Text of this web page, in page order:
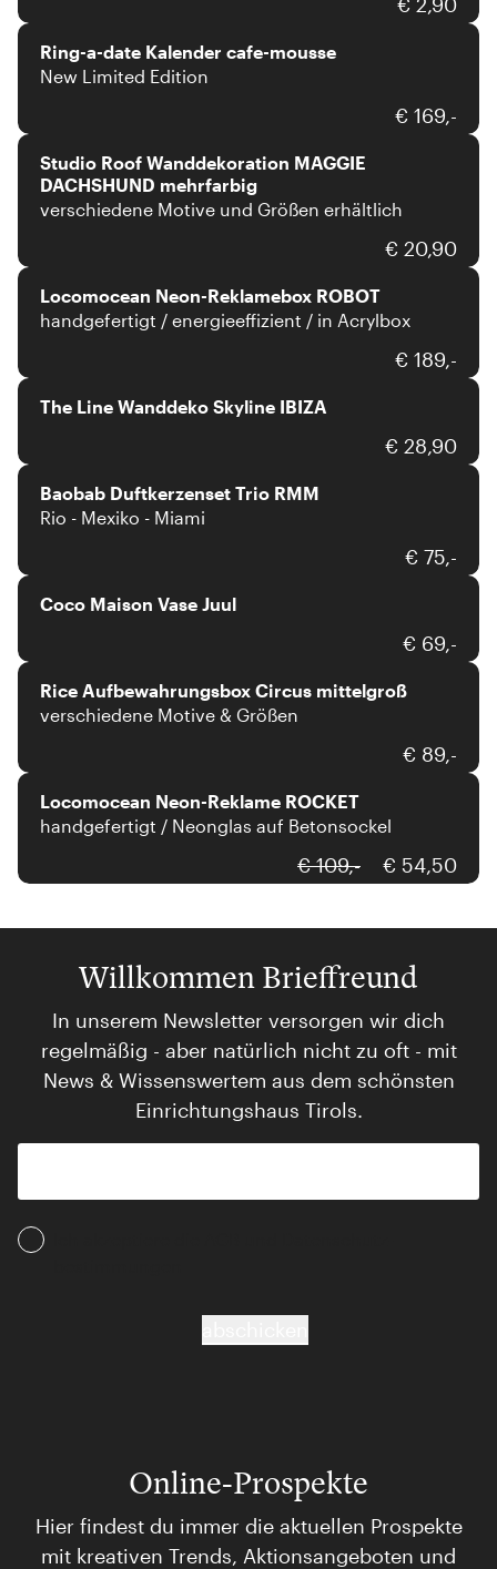
Ring-a-date Kalender cafe-mousse
New Limited Edition
€ 169,-
Studio Roof
Studio Roof Wanddekoration MAGGIE
DACHSHUND mehrfarbig
verschiedene Motive und Größen erhältlich
€ 20,90
Locomocean
Locomocean Neon-Reklamebox ROBOT
handgefertigt / energieeffizient / in Acrylbox
€ 189,-
The Line
The Line Wanddeko Skyline IBIZA
€ 28,90
Baobab
Baobab Duftkerzenset Trio RMM
Rio - Mexiko - Miami
€ 75,-
Coco Maison
Coco Maison Vase Juul
€ 69,-
Rice
Rice Aufbewahrungsbox Circus mittelgroß
verschiedene Motive & Größen
€ 89,-
Locomocean
Locomocean Neon-Reklame ROCKET
handgefertigt / Neonglas auf Betonsockel
€ 109,- € 54,50
Willkommen Brieffreund
In unserem Newsletter versorgen wir dich
regelmäßig - aber natürlich nicht zu oft - mit
News & Wissenswertem aus dem schönsten
Einrichtungshaus Tirols.
Online-Prospekte
Hier findest du immer die aktuellen Prospekte
mit kreativen Trends, Aktionsangeboten und